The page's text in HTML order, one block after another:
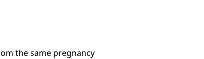
the same pregnancy